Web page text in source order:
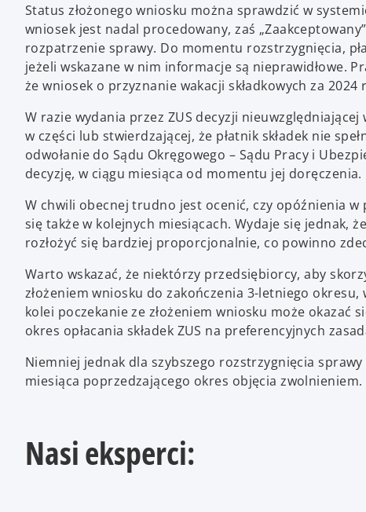
Status złożonego wniosku można sprawdzić w
wniosek jest nadal procedowany, zaś
rozpatrzenie sprawy. Do momentu rozstrzygnięcia,
jeżeli wskazane w nim informacje są nieprawidłowe.
że wniosek o przyznanie wakacji składkowych za 2024
W razie wydania przez ZUS decyzji
w części lub stwierdzającej, że płatnik składek nie
odwołanie do Sądu Okręgowego – Sądu Pracy i
decyzję, w ciągu miesiąca od momentu jej doręczenia.
W chwili obecnej trudno jest ocenić, czy opóźnienia
się także w kolejnych miesiącach. Wydaje się jednak,
rozłożyć się bardziej proporcjonalnie, co powinno
Warto wskazać, że niektórzy przedsiębiorcy, aby
złożeniem wniosku do zakończenia 3-letniego
kolei poczekanie ze złożeniem wniosku może okazać
okres opłacania składek ZUS na preferencyjnych
Niemniej jednak dla szybszego rozstrzygnięcia
miesiąca poprzedzającego okres objęcia zwolnieniem.
Nasi eksperci: